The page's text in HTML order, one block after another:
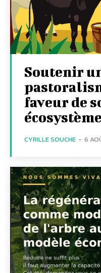
Soutenir
faveur de
CYRILLE SOUCHE - 6